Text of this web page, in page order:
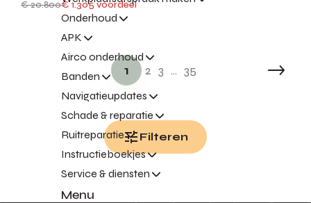
Onderhoud
APK
Airco onderhoud
Banden
Navigatieupdates
Schade & reparatie
Ruitreparatie
Instructieboekjes
Service & diensten
Menu
€ 20.800€ 1.305 voordeel
1 2 3 ... 35
Filteren